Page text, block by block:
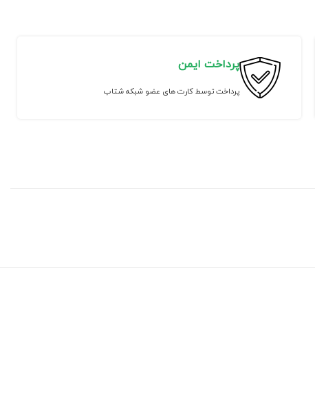
پرداخت ایمن
پرداخت توسط کارت های عضو شبکه شتاب